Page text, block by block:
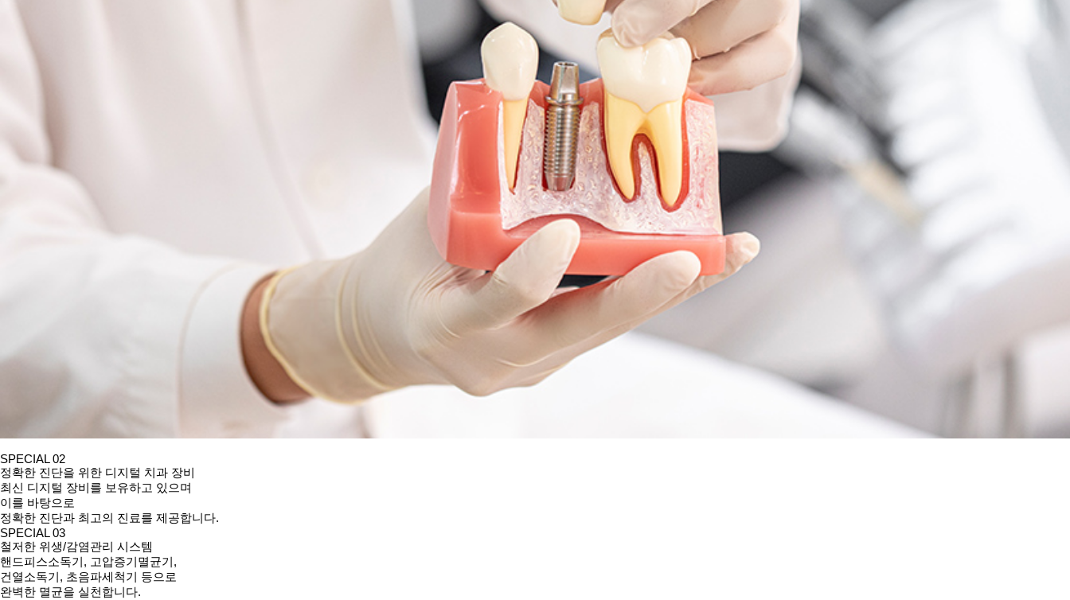
SPECIAL 02
정확한 진단을 위한 디지털 치과 장비
최신 디지털 장비를 보유하고 있으며
이를 바탕으로
정확한 진단과 최고의 진료를 제공합니다.
SPECIAL 03
철저한 위생/감염관리 시스템
핸드피스소독기, 고압증기멸균기,
건열소독기, 초음파세척기 등으로
완벽한 멸균을 실천합니다.